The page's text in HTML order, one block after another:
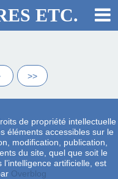
ETC.
>>
de propriété intellectuelle
éléments accessibles sur le
modification, publication,
du site, quel que soit le
artificielle, est
Overblog